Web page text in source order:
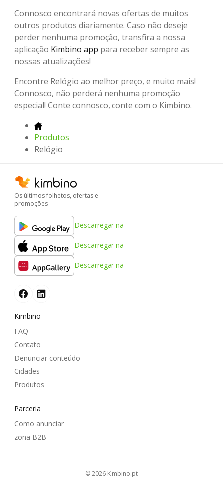
Connosco encontrará novas ofertas de muitos
outros produtos diariamente. Caso não deseje
perder nenhuma promoção, transfira a nossa
aplicação Kimbino app para receber sempre as
nossas atualizações!
Encontre Relógio ao melhor preço, e muito mais!
Connosco, não perderá nenhuma promoção
especial! Conte connosco, conte com o Kimbino.
Produtos
Relógio
Os últimos folhetos, ofertas e
promoções
Descarregar na
Descarregar na
Descarregar na
Kimbino
FAQ
Contato
Denunciar conteúdo
Cidades
Produtos
Parceria
Como anunciar
zona B2B
© 2026
kimbino.pt